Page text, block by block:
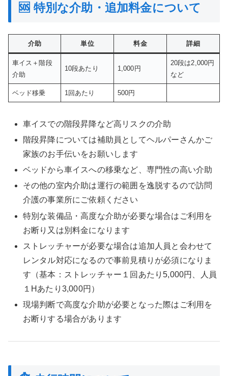
🆘 特別な介助・追加料金について
介助 単位 料金 詳細
車イス＋ 階段
介助
10段あたり 1,000円
20段は2,000円
など
ベッド移乗 1回あたり 500円
車イスでの階段昇降など高リスクの介助
階段昇降については補助員としてヘルパーさんかご
家族のお手伝いをお願いします
ベッドから車イスへの移乗など、専門性の高い介助
その他の室内介助は運行の範囲を逸脱するので訪問
介護の事業所にご依頼ください
特別な装備品・高度な介助が必要な場合はご利用を
お断り又は別料金になります
ストレッチャーが必要な場合は追加人員と会わせて
レンタル対応になるので事前見積りが必須になりま
す（基本：ストレッチャー１回あたり5,000円、人員
１Hあたり3,000円）
現場判断で高度な介助が必要となった際はご利用を
お断りする場合があります